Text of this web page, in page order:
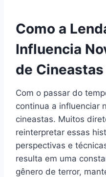
Como a
Influencia
de Cineastas
Com o passar do
continua a influenciar
cineastas. Muitos
reinterpretar essas
perspectivas e
resulta em uma
gênero de terror,